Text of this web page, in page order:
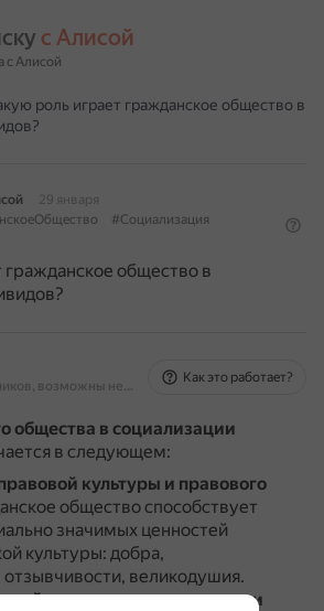
с Алисой
с Алисой
роль играет гражданское общество в
29 января
#Социализация
гражданское общество в
На основе источников, возможны неточности
Как это работает?
общества в социализации
в следующем:
культуры и правового
общество способствует
значимых ценностей
культуры: добра,
великодушия.
с другими членами